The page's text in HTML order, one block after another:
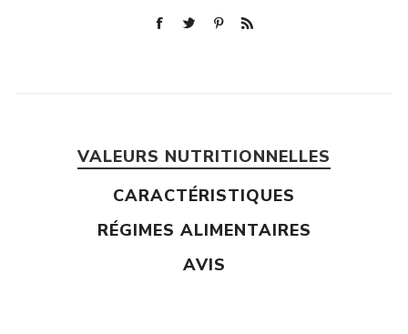
VALEURS NUTRITIONNELLES
CARACTÉRISTIQUES
RÉGIMES ALIMENTAIRES
AVIS